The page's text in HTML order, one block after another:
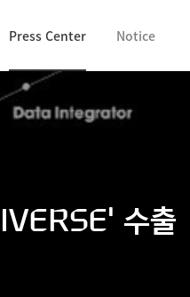
Press Center
전체
Notice
수출